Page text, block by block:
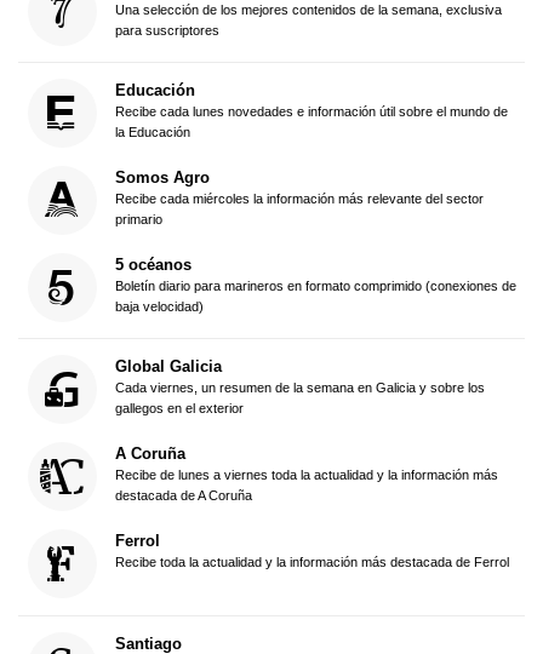
Una selección de los mejores contenidos de la semana, exclusiva
para suscriptores
Educación
Recibe cada lunes novedades e información útil sobre el mundo de
la Educación
Somos Agro
Recibe cada miércoles la información más relevante del sector
primario
5 océanos
Boletín diario para marineros en formato comprimido (conexiones de
baja velocidad)
Global Galicia
Cada viernes, un resumen de la semana en Galicia y sobre los
gallegos en el exterior
A Coruña
Recibe de lunes a viernes toda la actualidad y la información más
destacada de A Coruña
Ferrol
Recibe toda la actualidad y la información más destacada de Ferrol
Santiago